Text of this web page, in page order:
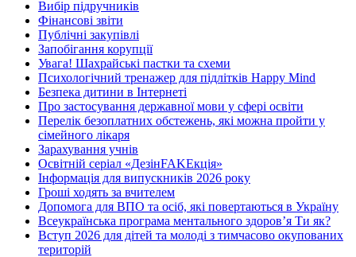
Вибір підручників
Фінансові звіти
Публічні закупівлі
Запобігання корупції
Увага! Шахрайські пастки та схеми
Психологічний тренажер для підлітків Happy Mind
Безпека дитини в Інтернеті
Про застосування державної мови у сфері освіти
Перелік безоплатних обстежень, які можна пройти у
сімейного лікаря
Зарахування учнів
Освітній серіал «ДезінFAKEкція»
Інформація для випускників 2026 року
Гроші ходять за вчителем
Допомога для ВПО та осіб, які повертаються в Україну
Всеукраїнська програма ментального здоров’я Ти як?
Вступ 2026 для дітей та молоді з тимчасово окупованих
територій